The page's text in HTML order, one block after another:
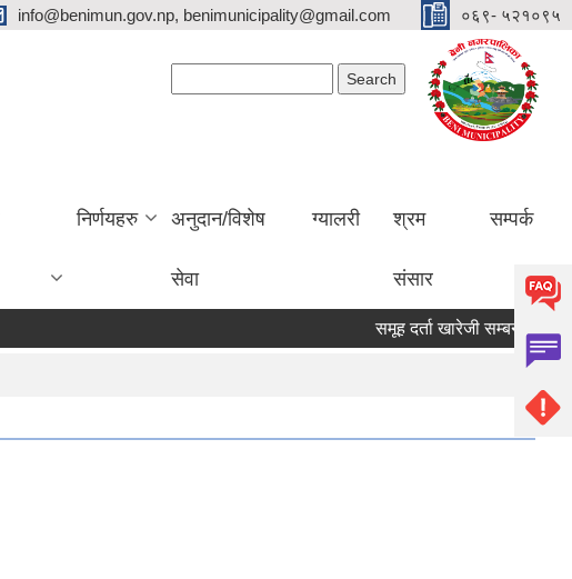
info@benimun.gov.np, benimunicipality@gmail.com ०६९- ५२१०९५
निर्णयहरु अनुदान/विशेष
सेवा
ग्यालरी श्रम
संसार
सम्पर्क
समूह दर्ता खारेजी सम्बन्धी दाबी